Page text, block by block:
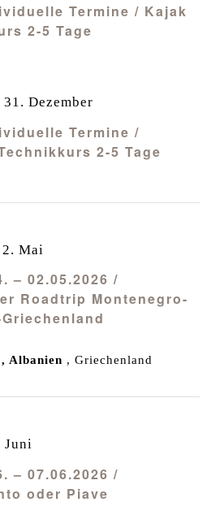
Termine / Kajak
2-5 Tage
Termine /
2-5 Tage
31. Dezember
– 02.05.2026 /
Roadtrip Montenegro-
2. Mai
Albanien , Griechenland
– 07.06.2026 /
oder Piave
Juni